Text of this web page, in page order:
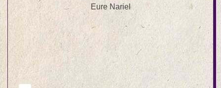
Eure Nariel